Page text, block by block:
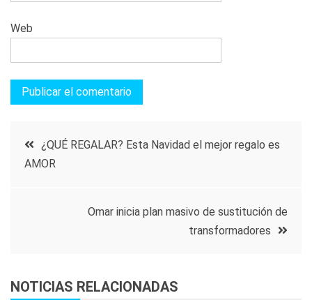
Web
Navegación
entradas
¿QUÉ REGALAR? Esta Navidad el mejor regalo es
AMOR
Omar inicia plan masivo de sustitución de
transformadores
NOTICIAS RELACIONADAS